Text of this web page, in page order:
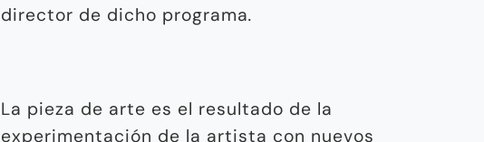
director de dicho programa.
La pieza de arte es el resultado de la
experimentación de la artista con nuevos